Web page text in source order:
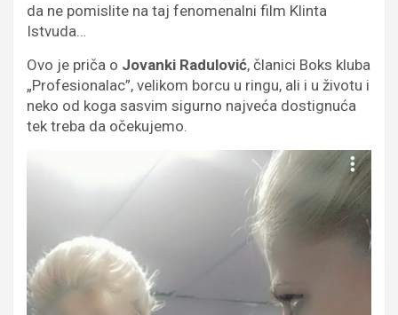
da ne pomislite na taj fenomenalni film Klinta
Istvuda…
Ovo je priča o Jovanki Radulović, članici Boks kluba
„Profesionalac”, velikom borcu u ringu, ali i u životu i
neko od koga sasvim sigurno najveća dostignuća
tek treba da očekujemo.